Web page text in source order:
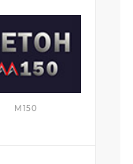
М150